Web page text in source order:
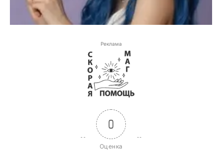
Реклама
0
Оценка